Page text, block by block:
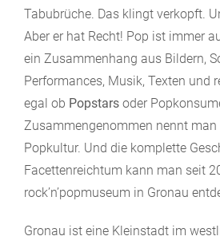
Tabubrüche. Das klingt verkopft.
Aber er hat Recht! Pop ist immer
ein Zusammenhang aus Bildern,
Performances, Musik, Texten und
egal ob Popstars oder
Zusammengenommen nennt man
Popkultur. Und die komplette
Facettenreichtum kann man seit
rock’n’popmuseum in Gronau
Gronau ist eine Kleinstadt im